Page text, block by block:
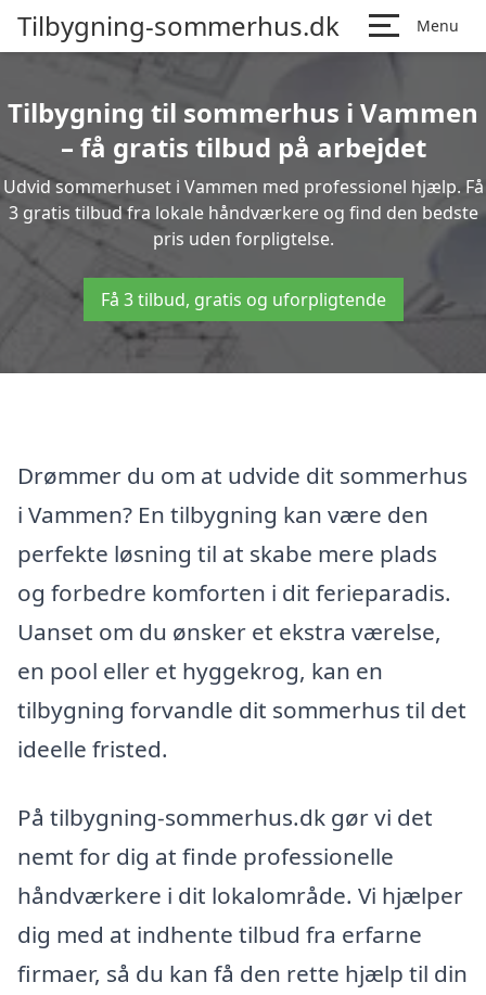
Tilbygning-sommerhus.dk Menu
Tilbygning til sommerhus i Vammen
– få gratis tilbud på arbejdet
Udvid sommerhuset i Vammen med professionel hjælp. Få
3 gratis tilbud fra lokale håndværkere og find den bedste
pris uden forpligtelse.
Få 3 tilbud, gratis og uforpligtende
Drømmer du om at udvide dit sommerhus
i Vammen? En tilbygning kan være den
perfekte løsning til at skabe mere plads
og forbedre komforten i dit ferieparadis.
Uanset om du ønsker et ekstra værelse,
en pool eller et hyggekrog, kan en
tilbygning forvandle dit sommerhus til det
ideelle fristed.
På tilbygning-sommerhus.dk gør vi det
nemt for dig at finde professionelle
håndværkere i dit lokalområde. Vi hjælper
dig med at indhente tilbud fra erfarne
firmaer, så du kan få den rette hjælp til din